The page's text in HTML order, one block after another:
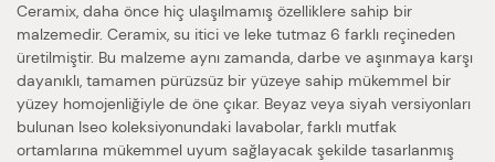
Ceramix, daha önce hiç ulaşılmamış özelliklere sahip bir
malzemedir. Ceramix, su itici ve leke tutmaz 6 farklı reçineden
üretilmiştir. Bu malzeme aynı zamanda, darbe ve aşınmaya karşı
dayanıklı, tamamen pürüzsüz bir yüzeye sahip mükemmel bir
yüzey homojenliğiyle de öne çıkar. Beyaz veya siyah versiyonları
bulunan Iseo koleksiyonundaki lavabolar, farklı mutfak
ortamlarına mükemmel uyum sağlayacak şekilde tasarlanmış